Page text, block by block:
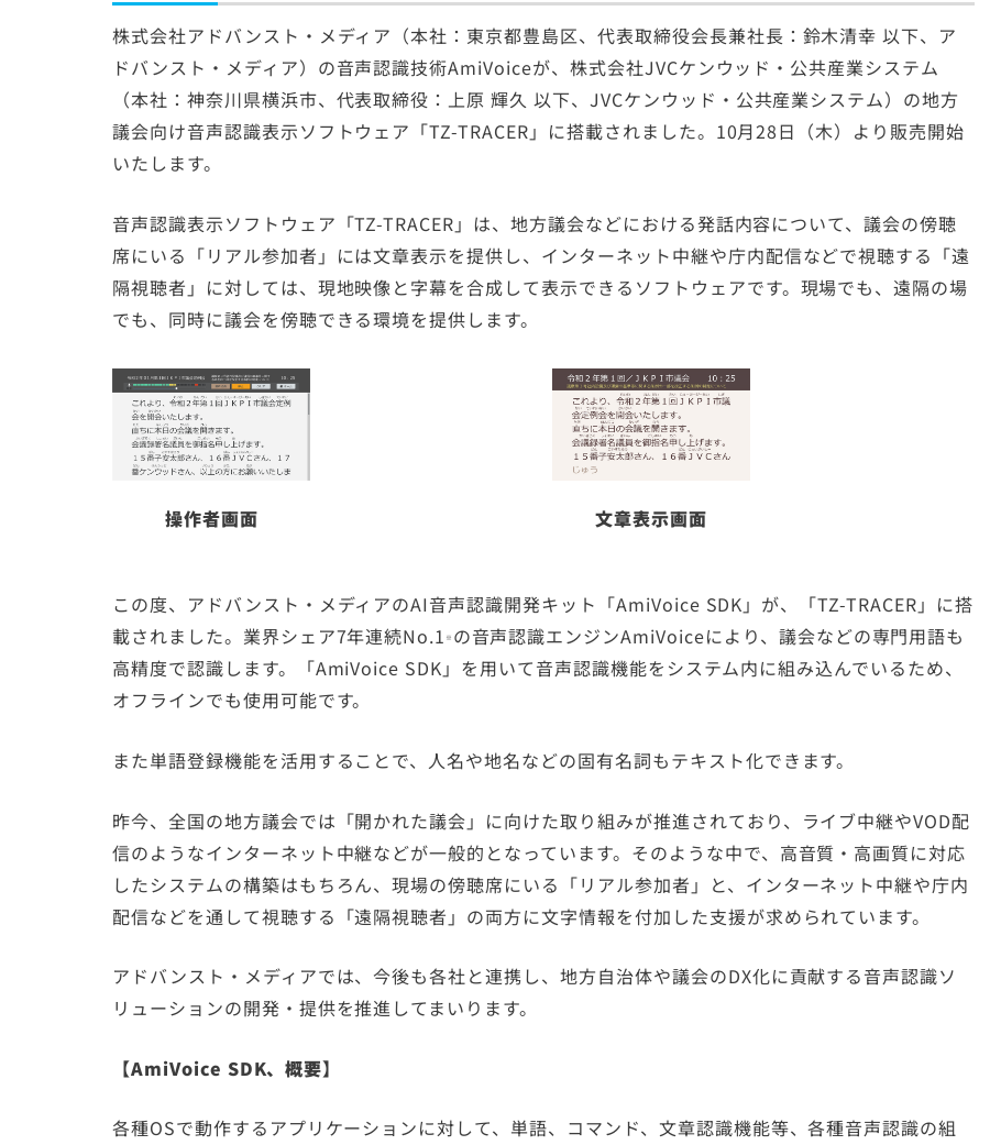
株式会社アドバンスト・メディア（本社：東京都豊島区、代表取締役会長兼社長：鈴木清幸 以下、ア
ドバンスト・メディア）の音声認識技術AmiVoiceが、株式会社JVCケンウッド・公共産業システム
（本社：神奈川県横浜市、代表取締役：上原 輝久 以下、JVCケンウッド・公共産業システム）の地方
議会向け音声認識表示ソフトウェア「TZ-TRACER」に搭載されました。10月28日（木）より販売開始
いたします。
音声認識表示ソフトウェア「TZ-TRACER」は、地方議会などにおける発話内容について、議会の傍聴
席にいる「リアル参加者」には文章表示を提供し、インターネット中継や庁内配信などで視聴する「遠
隔視聴者」に対しては、現地映像と字幕を合成して表示できるソフトウェアです。現場でも、遠隔の場
でも、同時に議会を傍聴できる環境を提供します。
操作者画面 文章表示画面
この度、アドバンスト・メディアのAI音声認識開発キット「AmiVoice SDK」が、「TZ-TRACER」に搭
載されました。業界シェア7年連続No.1 ※ の音声認識エンジンAmiVoiceにより、議会などの専門用語も
高精度で認識します。「AmiVoice SDK」を用いて音声認識機能をシステム内に組み込んでいるため、
オフラインでも使用可能です。
また単語登録機能を活用することで、人名や地名などの固有名詞もテキスト化できます。
昨今、全国の地方議会では「開かれた議会」に向けた取り組みが推進されており、ライブ中継やVOD配
信のようなインターネット中継などが一般的となっています。そのような中で、高音質・高画質に対応
したシステムの構築はもちろん、現場の傍聴席にいる「リアル参加者」と、インターネット中継や庁内
配信などを通して視聴する「遠隔視聴者」の両方に文字情報を付加した支援が求められています。
アドバンスト・メディアでは、今後も各社と連携し、地方自治体や議会のDX化に貢献する音声認識ソ
リューションの開発・提供を推進してまいります。
【AmiVoice SDK、概要】
各種OSで動作するアプリケーションに対して、単語、コマンド、文章認識機能等、各種音声認識の組